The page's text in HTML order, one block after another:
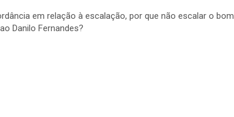
em relação à escalação, por que não escalar o bom
Danilo Fernandes?